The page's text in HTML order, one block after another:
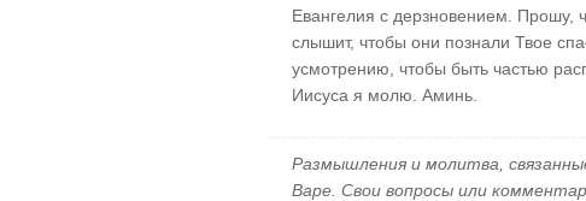
Евангелия с дерзновением. Прошу,
слышит, чтобы они познали Твое
усмотрению, чтобы быть частью
Иисуса я молю. Аминь.
Размышления и молитва,
Варе. Свои вопросы или